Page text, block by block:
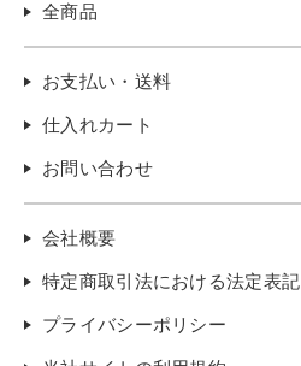
全商品
お支払い・送料
仕入れカート
お問い合わせ
会社概要
特定商取引法における法定表記
プライバシーポリシー